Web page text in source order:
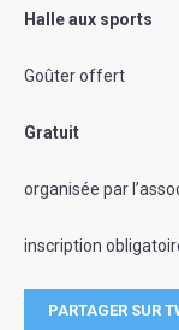
Halle aux sports
Goûter offert
Gratuit
organisée par
inscription
PARTAGER SUR